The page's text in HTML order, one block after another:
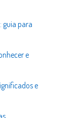
guia para
e
e